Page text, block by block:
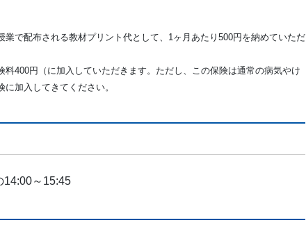
で配布される教材プリント代として、1ヶ月あたり500円を納めていただ
400円（に加入していただきます。ただし、この保険は通常の病気やけ
加入してきてください。
14:00～15:45